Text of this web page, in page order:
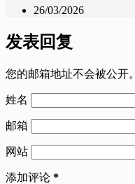
26/03/2026
发表回复
您的邮箱地址不会被公开。
姓名
邮箱
网站
添加评论 *